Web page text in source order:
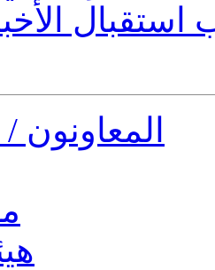
المعاونون